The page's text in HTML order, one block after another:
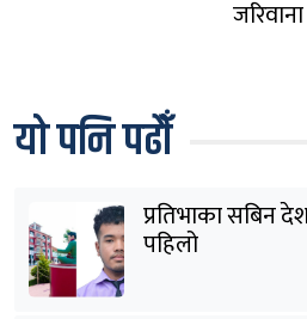
जरिवाना
यो पनि पढौँ
प्रतिभाका सबिन
पहिलो